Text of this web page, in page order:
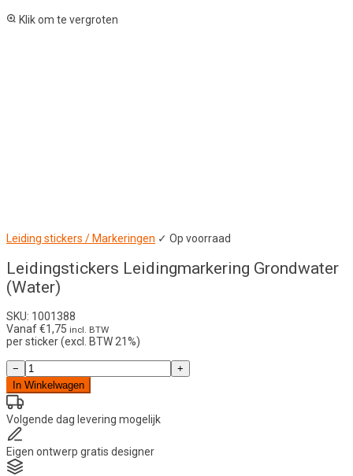
Klik om te vergroten
Leiding stickers / Markeringen ✓ Op voorraad
Leidingstickers Leidingmarkering Grondwater
(Water)
SKU: 1001388
Vanaf€1,75 incl. BTW
per sticker (excl. BTW 21%)
Leidingstickers
Leidingmarkering
Grondwater
(Water)
aantal
−
+
In Winkelwagen
Volgende dag levering mogelijk
Eigen ontwerp gratis designer